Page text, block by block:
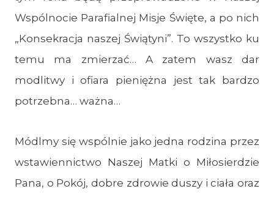
Wspólnocie Parafialnej Misje Święte, a po nich
„Konsekracja naszej Świątyni”. To wszystko ku
temu ma zmierzać… A zatem wasz dar
modlitwy i ofiara pieniężna jest tak bardzo
potrzebna… ważna…
Módlmy się wspólnie jako jedna rodzina przez
wstawiennictwo Naszej Matki o Miłosierdzie
Pana, o Pokój, dobre zdrowie duszy i ciała oraz